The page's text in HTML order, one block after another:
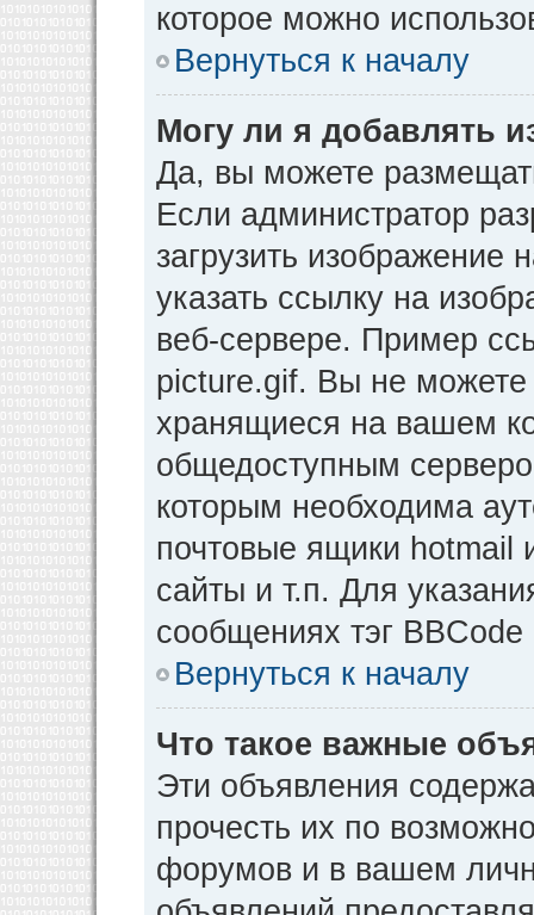
которое можно
Вернуться к началу
Могу ли я добавлять
Да, вы можете
Если администратор
загрузить
указать ссылку на
веб-сервере. Пример
picture.gif. Вы не можете
хранящиеся на вашем
общедоступным
которым необходима
почтовые ящики
сайты и т.п. Для
сообщениях тэг BBCode
Вернуться к началу
Что такое важные
Эти объявления
прочесть их по
форумов и в вашем